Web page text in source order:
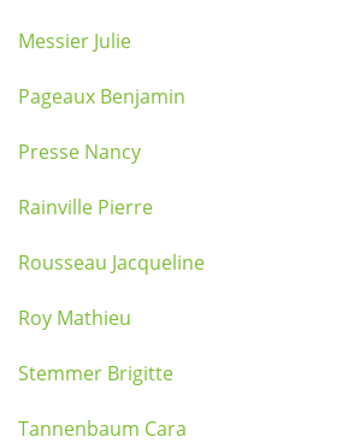
Messier Julie
Pageaux Benjamin
Presse Nancy
Rainville Pierre
Rousseau Jacqueline
Roy Mathieu
Stemmer Brigitte
Tannenbaum Cara